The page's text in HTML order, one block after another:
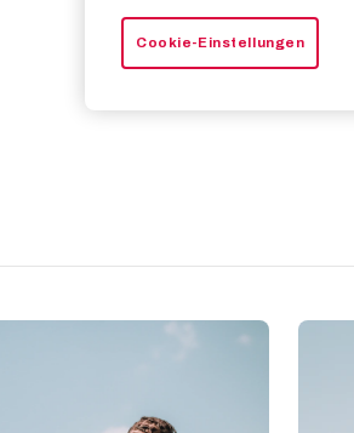
Cookie-Einstellungen